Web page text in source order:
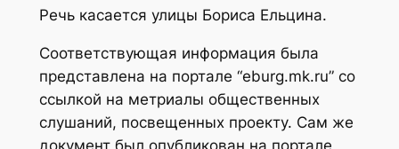
Речь касается улицы Бориса Ельцина.
Соответствующая информация была
представлена на портале “eburg.mk.ru” со
ссылкой на метриалы общественных
слушаний, посвещенных проекту. Сам же
документ был опубликован на портале